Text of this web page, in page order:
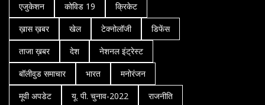
एजुकेशन
कोविड 19
क्रिकेट
ख़ास ख़बर
खेल टेक्नोलॉजी
डिफेंस
ताजा ख़बर
देश
नेशनल इंट्रेस्ट
बॉलीवुड समाचार
भारत
मनोरंजन
मूवी अपडेट
यू. पी. चुनाव-2022 राजनीति